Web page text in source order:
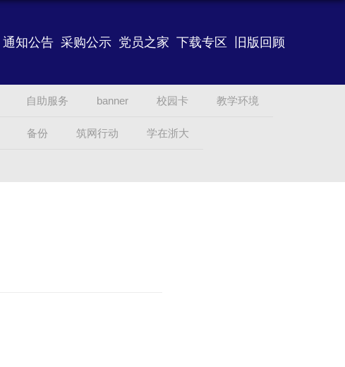
通知公告 采购公示 党员之家 下载专区 旧版回顾
自助服务 banner 校园卡 教学环境
备份 筑网行动 学在浙大